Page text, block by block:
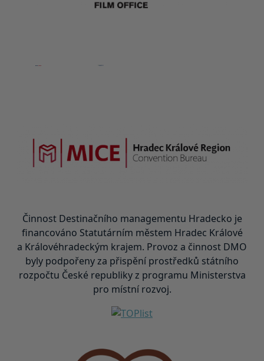
Činnost Destinačního managementu Hradecko je
financováno Statutárním městem Hradec Králové
a Královéhradeckým krajem. Provoz a činnost DMO
byly podpořeny za přispění prostředků státního
rozpočtu České republiky z programu Ministerstva
pro místní rozvoj.